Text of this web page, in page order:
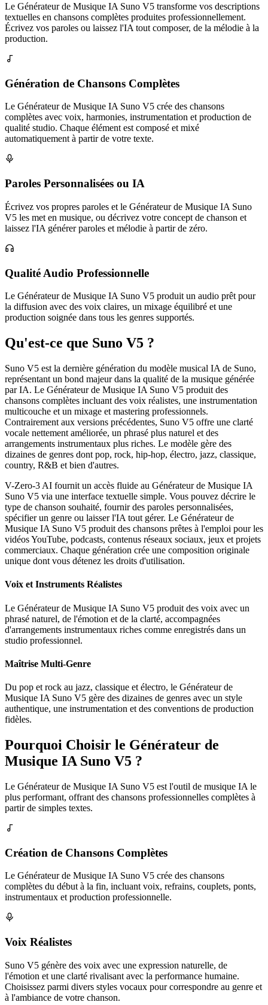
Le Générateur de Musique IA Suno V5 transforme vos descriptions
textuelles en chansons complètes produites professionnellement.
Écrivez vos paroles ou laissez l'IA tout composer, de la mélodie à la
production.
Génération de Chansons Complètes
Le Générateur de Musique IA Suno V5 crée des chansons
complètes avec voix, harmonies, instrumentation et production de
qualité studio. Chaque élément est composé et mixé
automatiquement à partir de votre texte.
Paroles Personnalisées ou IA
Écrivez vos propres paroles et le Générateur de Musique IA Suno
V5 les met en musique, ou décrivez votre concept de chanson et
laissez l'IA générer paroles et mélodie à partir de zéro.
Qualité Audio Professionnelle
Le Générateur de Musique IA Suno V5 produit un audio prêt pour
la diffusion avec des voix claires, un mixage équilibré et une
production soignée dans tous les genres supportés.
Qu'est-ce que Suno V5 ?
Suno V5 est la dernière génération du modèle musical IA de Suno,
représentant un bond majeur dans la qualité de la musique générée
par IA. Le Générateur de Musique IA Suno V5 produit des
chansons complètes incluant des voix réalistes, une instrumentation
multicouche et un mixage et mastering professionnels.
Contrairement aux versions précédentes, Suno V5 offre une clarté
vocale nettement améliorée, un phrasé plus naturel et des
arrangements instrumentaux plus riches. Le modèle gère des
dizaines de genres dont pop, rock, hip-hop, électro, jazz, classique,
country, R&B et bien d'autres.
V-Zero-3 AI fournit un accès fluide au Générateur de Musique IA
Suno V5 via une interface textuelle simple. Vous pouvez décrire le
type de chanson souhaité, fournir des paroles personnalisées,
spécifier un genre ou laisser l'IA tout gérer. Le Générateur de
Musique IA Suno V5 produit des chansons prêtes à l'emploi pour les
vidéos YouTube, podcasts, contenus réseaux sociaux, jeux et projets
commerciaux. Chaque génération crée une composition originale
unique dont vous détenez les droits d'utilisation.
Voix et Instruments Réalistes
Le Générateur de Musique IA Suno V5 produit des voix avec un
phrasé naturel, de l'émotion et de la clarté, accompagnées
d'arrangements instrumentaux riches comme enregistrés dans un
studio professionnel.
Maîtrise Multi-Genre
Du pop et rock au jazz, classique et électro, le Générateur de
Musique IA Suno V5 gère des dizaines de genres avec un style
authentique, une instrumentation et des conventions de production
fidèles.
Pourquoi Choisir le Générateur de
Musique IA Suno V5 ?
Le Générateur de Musique IA Suno V5 est l'outil de musique IA le
plus performant, offrant des chansons professionnelles complètes à
partir de simples textes.
Création de Chansons Complètes
Le Générateur de Musique IA Suno V5 crée des chansons
complètes du début à la fin, incluant voix, refrains, couplets, ponts,
instrumentaux et production professionnelle.
Voix Réalistes
Suno V5 génère des voix avec une expression naturelle, de
l'émotion et une clarté rivalisant avec la performance humaine.
Choisissez parmi divers styles vocaux pour correspondre au genre et
à l'ambiance de votre chanson.